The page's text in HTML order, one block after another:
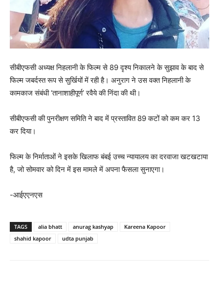
सीबीएफसी अध्यक्ष निहलानी के फिल्म से 89 दृश्य निकालने के सुझाव के बाद से
फिल्म जबर्दस्त रूप से सुर्खियों में रही है। अनुराग ने उस वक्त निहलानी के
कामकाज संबंधी ‘तानाशाहीपूर्ण’ रवैये की निंदा की थी।
सीबीएफसी की पुनरीक्षण समिति ने बाद में प्रस्तावित 89 कटों को कम कर 13
कर दिया।
फिल्म के निर्माताओं ने इसके खिलाफ बंबई उच्च न्यायालय का दरवाजा खटखटाया
है, जो सोमवार को दिन में इस मामले में अपना फैसला सुनाएगा।
-आईएएनएस
TAGS alia bhatt anurag kashyap
Kareena Kapoor
shahid kapoor
udta punjab